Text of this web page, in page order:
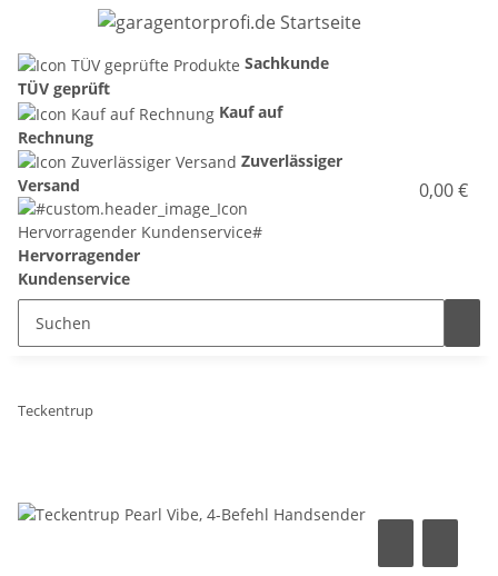
Sachkunde
TÜV geprüft
Kauf auf
Rechnung
Zuverlässiger
Versand
Hervorragender
Kundenservice
0,00 €
Teckentrup